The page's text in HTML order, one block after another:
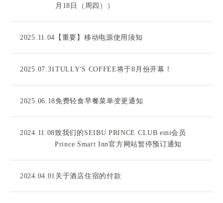
月18日（周四））
2025.11.04 【重要】移动电源使用须知
2025.07.31 TULLY'S COFFEE将于8月份开幕！
2025.06.18免费轻食早餐菜单变更通知
2024.11.08致我们的SEIBU PRINCE CLUB emi会员
Prince Smart Inn官方网站暂停预订通知
2024.04.01 关于酒店住宿的付款